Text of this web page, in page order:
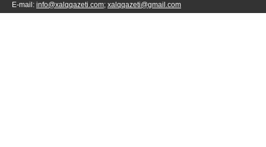
E-mail: info@xalqqazeti.com; xalqqazeti@gmail.com